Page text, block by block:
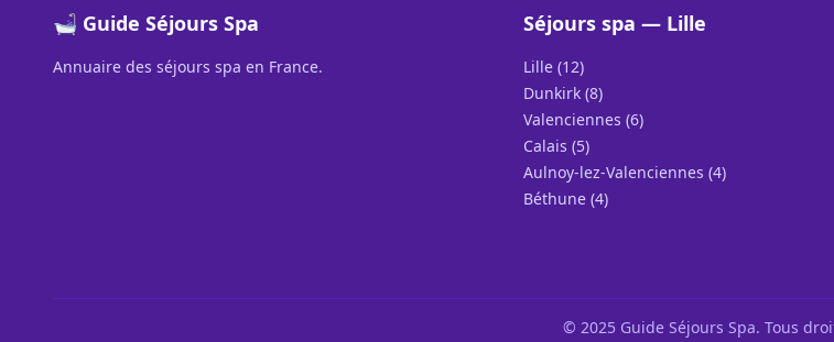
🛁 Guide Séjours Spa
Annuaire des séjours spa en France.
Séjours spa — Lille
Lille (12)
Dunkirk (8)
Valenciennes (6)
Calais (5)
Aulnoy-lez-Valenciennes (4)
Béthune (4)
© 2025 Guide Séjours Spa. Tous